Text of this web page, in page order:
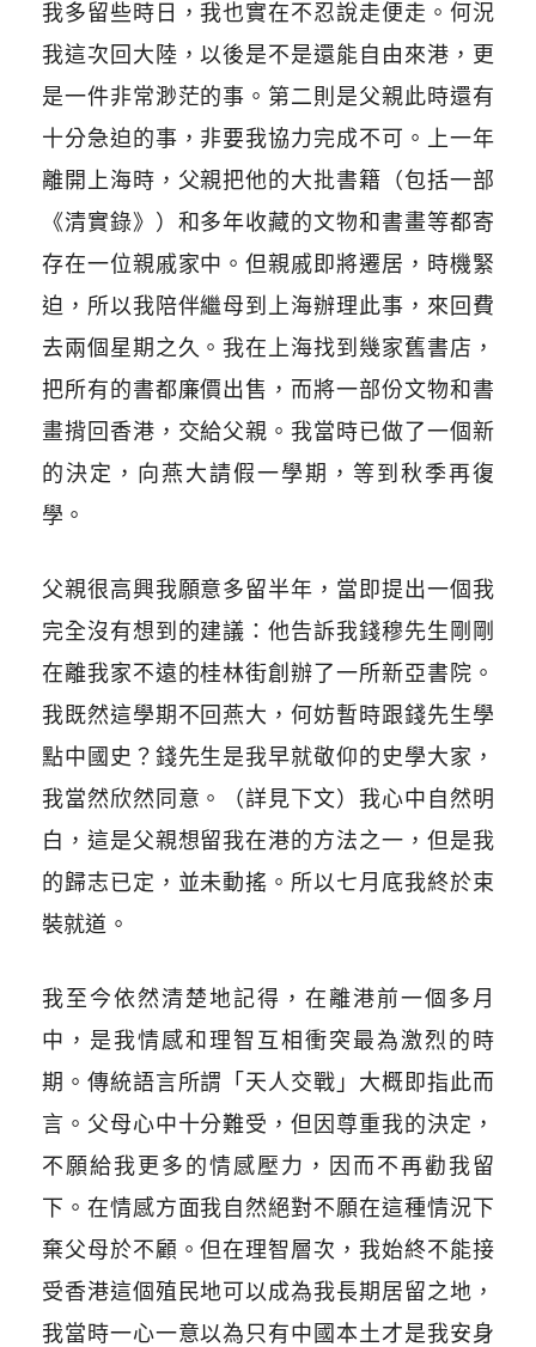
我多留些時日，我也實在不忍說走便走。何況
我這次回大陸，以後是不是還能自由來港，更
是一件非常渺茫的事。第二則是父親此時還有
十分急迫的事，非要我協力完成不可。上一年
離開上海時，父親把他的大批書籍（包括一部
《清實錄》）和多年收藏的文物和書畫等都寄
存在一位親戚家中。但親戚即將遷居，時機緊
迫，所以我陪伴繼母到上海辦理此事，來回費
去兩個星期之久。我在上海找到幾家舊書店，
把所有的書都廉價出售，而將一部份文物和書
畫揹回香港，交給父親。我當時已做了一個新
的決定，向燕大請假一學期，等到秋季再復
學。
父親很高興我願意多留半年，當即提出一個我
完全沒有想到的建議：他告訴我錢穆先生剛剛
在離我家不遠的桂林街創辦了一所新亞書院。
我既然這學期不回燕大，何妨暫時跟錢先生學
點中國史？錢先生是我早就敬仰的史學大家，
我當然欣然同意。（詳見下文）我心中自然明
白，這是父親想留我在港的方法之一，但是我
的歸志已定，並未動搖。所以七月底我終於束
裝就道。
我至今依然清楚地記得，在離港前一個多月
中，是我情感和理智互相衝突最為激烈的時
期。傳統語言所謂「天人交戰」大概即指此而
言。父母心中十分難受，但因尊重我的決定，
不願給我更多的情感壓力，因而不再勸我留
下。在情感方面我自然絕對不願在這種情況下
棄父母於不顧。但在理智層次，我始終不能接
受香港這個殖民地可以成為我長期居留之地，
我當時一心一意以為只有中國本土才是我安身